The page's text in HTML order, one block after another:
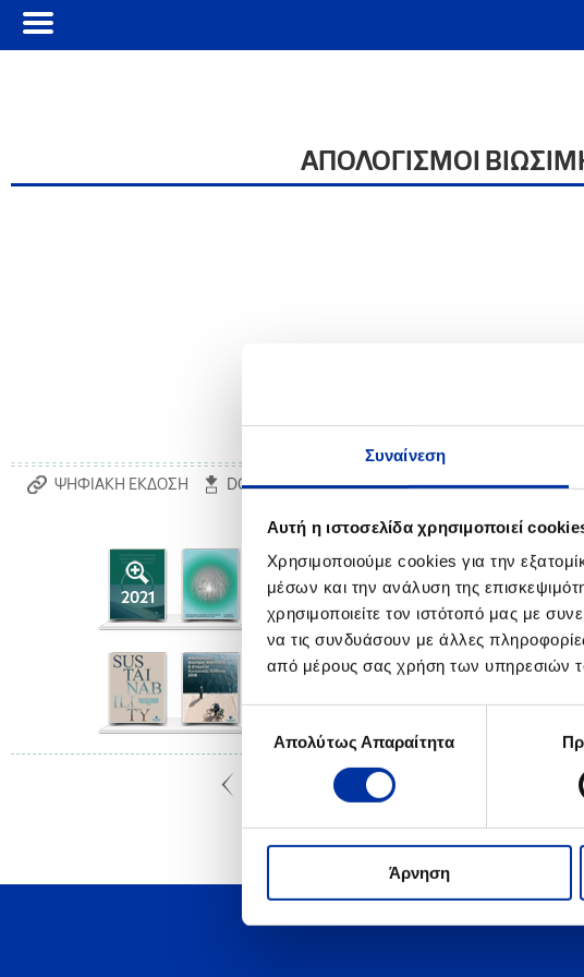
Συναίνεση
Αυτή η ιστοσελίδα χρησιμοποιεί
Χρησιμοποιούμε cookies για την
μέσων και την ανάλυση της
χρησιμοποιείτε τον ιστότοπό μας με
να τις συνδυάσουν με άλλες
από μέρους σας χρήση των υπηρεσιών
συγκατάθεσης
Απολύτως Απαραίτητα
Άρνηση
ΑΠΟΛΟΓΙΣΜΟΙ
ΨΗΦΙΑΚΗ ΕΚΔΟΣΗ DOWNLOAD PDF
2021